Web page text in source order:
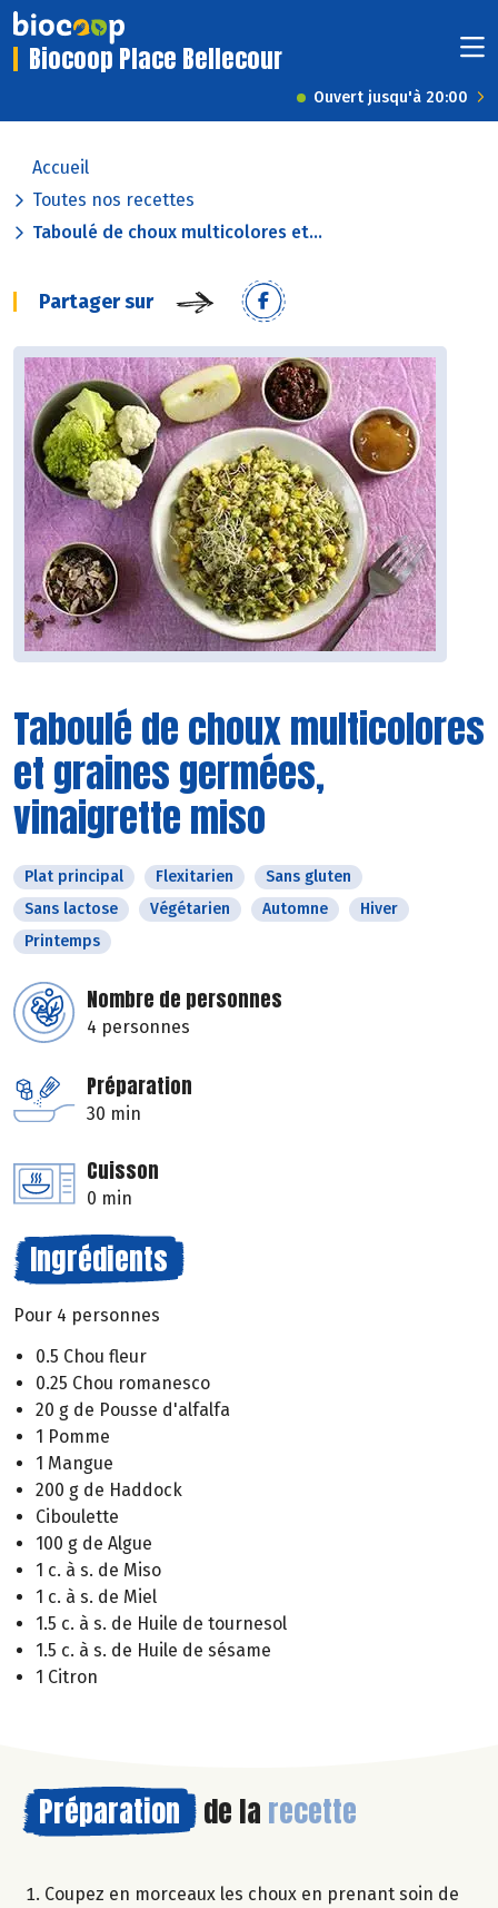
Biocoop Place Bellecour
Ouvert jusqu'à 20:00
Accueil
Toutes nos recettes
Taboulé de choux multicolores et...
Partager sur
Taboulé de choux multicolores
et graines germées,
vinaigrette miso
Plat principal Flexitarien
Sans gluten
Sans lactose
Végétarien Automne
Hiver
Printemps
Nombre de personnes
4 personnes
Préparation
30 min
Cuisson
0 min
Ingrédients
Pour 4 personnes
0.5 Chou fleur
0.25 Chou romanesco
20 g de Pousse d'alfalfa
1 Pomme
1 Mangue
200 g de Haddock
Ciboulette
100 g de Algue
1 c. à s. de Miso
1 c. à s. de Miel
1.5 c. à s. de Huile de tournesol
1.5 c. à s. de Huile de sésame
1 Citron
Préparation de la recette
Coupez en morceaux les choux en prenant soin de